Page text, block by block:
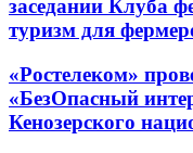
заседании Клуба
туризм для
«Ростелеком»
«БезОпасный
Кенозерского